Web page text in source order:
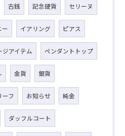
古銭 記念硬貨 セリーヌ
ー イアリング ピアス
ジアイテム ペンダントトップ
金貨 銀貨
ーフ お知らせ 純金
ダッフルコート